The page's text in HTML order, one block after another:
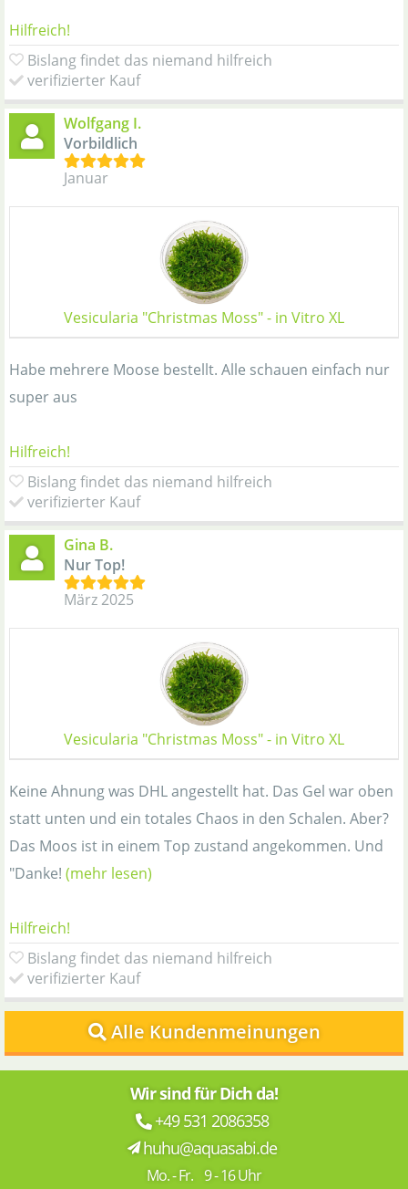
Hilfreich!
Bislang findet das niemand hilfreich
verifizierter Kauf
Wolfgang I.
Vorbildlich
Januar
Vesicularia "Christmas Moss" - in Vitro XL
Habe mehrere Moose bestellt. Alle schauen einfach nur
super aus
Hilfreich!
Bislang findet das niemand hilfreich
verifizierter Kauf
Gina B.
Nur Top!
März 2025
Vesicularia "Christmas Moss" - in Vitro XL
Keine Ahnung was DHL angestellt hat. Das Gel war oben
statt unten und ein totales Chaos in den Schalen. Aber?
Das Moos ist in einem Top zustand angekommen. Und
"Danke! (mehr lesen)
Hilfreich!
Bislang findet das niemand hilfreich
verifizierter Kauf
Alle Kundenmeinungen
Wir sind für Dich da!
+49 531 2086358
huhu@aquasabi.de
Mo. - Fr. 9 - 16 Uhr